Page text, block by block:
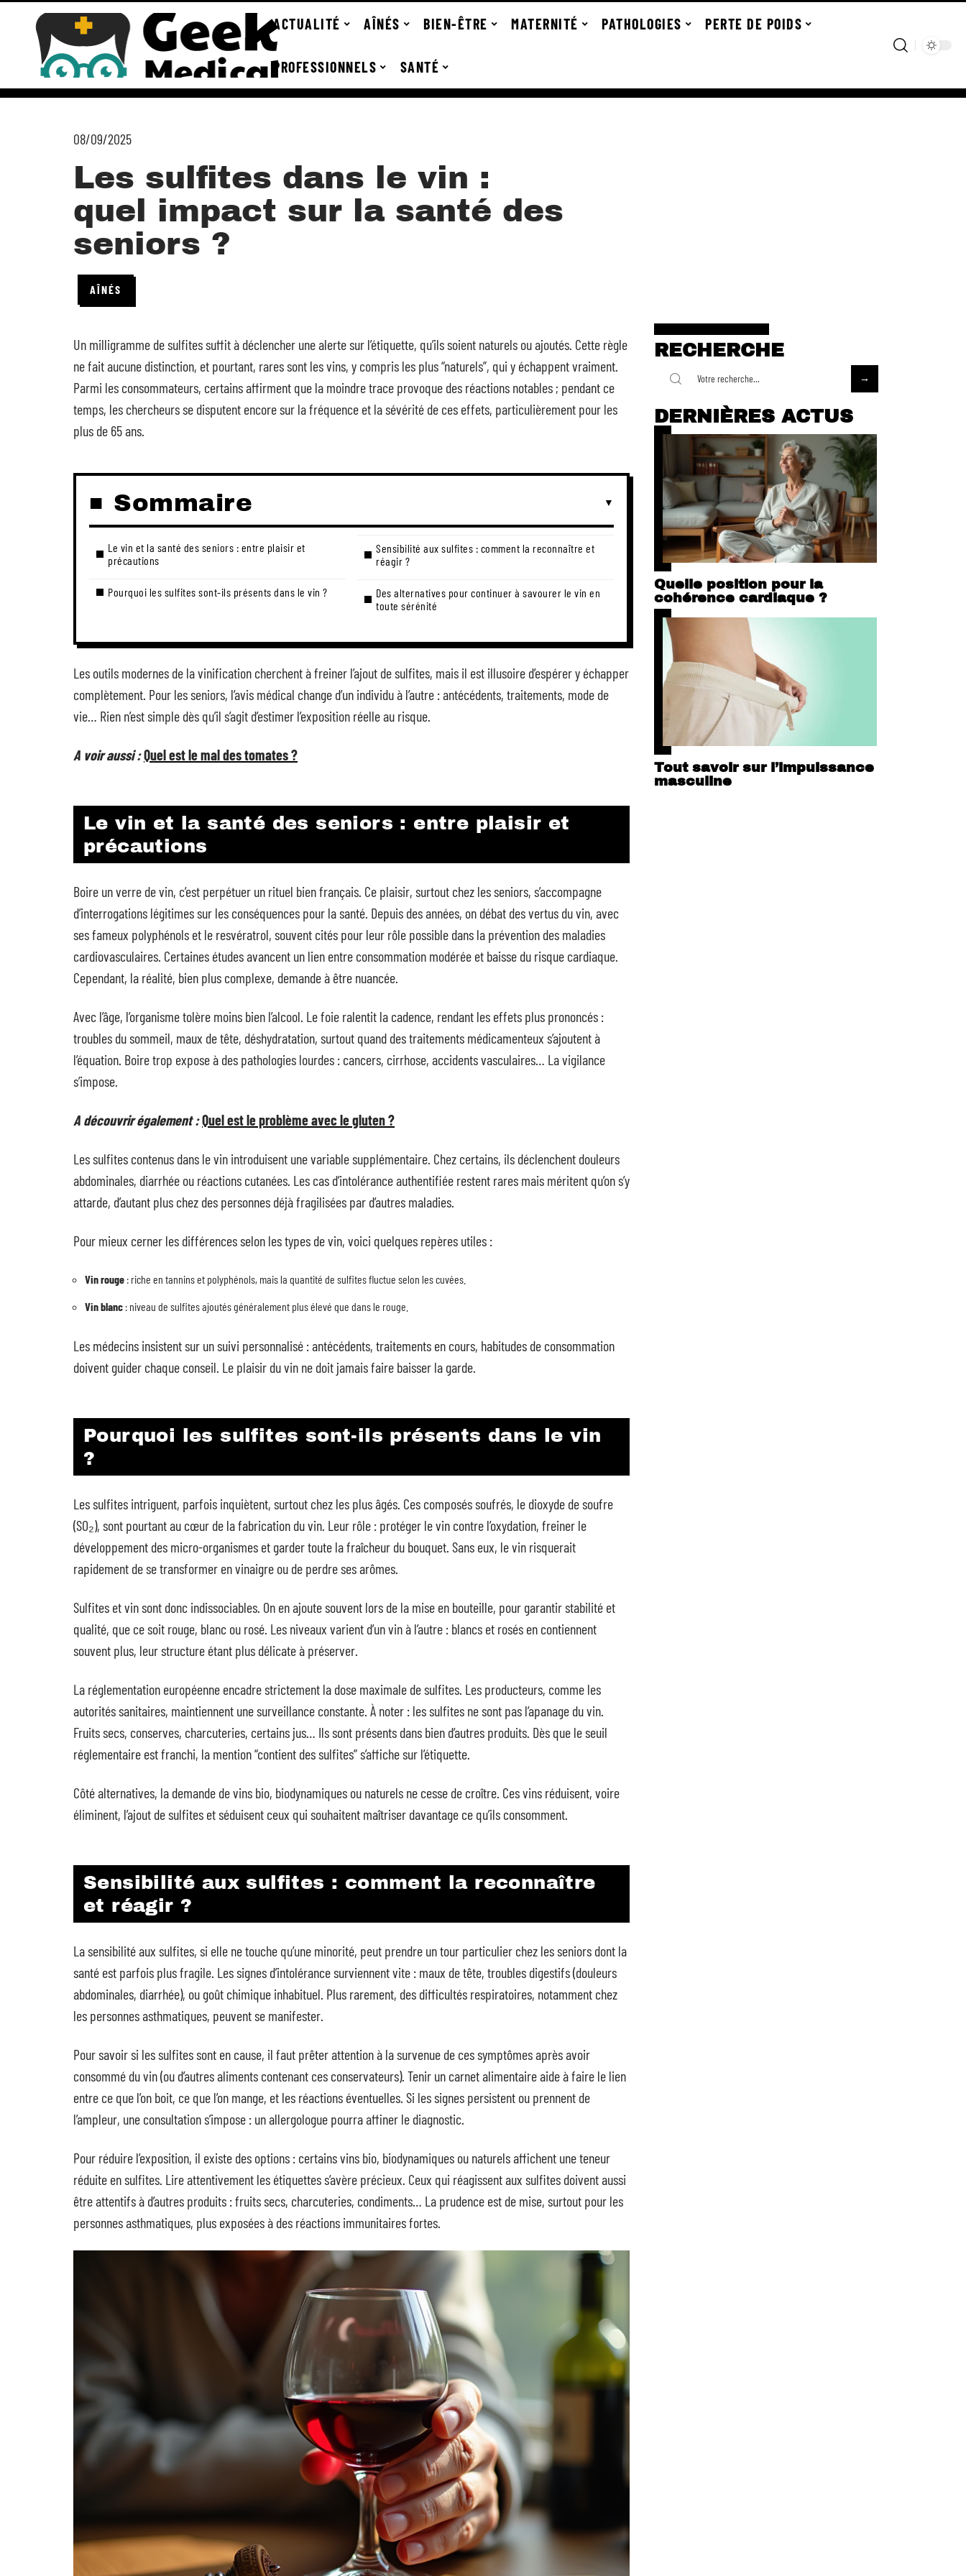
ACTUALITÉ AÎNÉS BIEN-ÊTRE MATERNITÉ PATHOLOGIES PERTE DE POIDS
PROFESSIONNELS SANTÉ
08/09/2025
Les sulfites dans le vin :
quel impact sur la santé des
seniors ?
AÎNÉS
Un milligramme de sulfites suffit à déclencher une alerte sur l’étiquette, qu’ils soient naturels ou ajoutés. Cette règle
ne fait aucune distinction, et pourtant, rares sont les vins, y compris les plus “naturels”, qui y échappent vraiment.
Parmi les consommateurs, certains affirment que la moindre trace provoque des réactions notables ; pendant ce
temps, les chercheurs se disputent encore sur la fréquence et la sévérité de ces effets, particulièrement pour les
plus de 65 ans.
Sommaire
Le vin et la santé des seniors : entre plaisir et
précautions
Pourquoi les sulfites sont-ils présents dans le vin ?
Sensibilité aux sulfites : comment la reconnaître et
réagir ?
Des alternatives pour continuer à savourer le vin en
toute sérénité
Les outils modernes de la vinification cherchent à freiner l’ajout de sulfites, mais il est illusoire d’espérer y échapper
complètement. Pour les seniors, l’avis médical change d’un individu à l’autre : antécédents, traitements, mode de
vie… Rien n’est simple dès qu’il s’agit d’estimer l’exposition réelle au risque.
A voir aussi :Quel est le mal des tomates ?
Le vin et la santé des seniors : entre plaisir et
précautions
Boire un verre de vin, c’est perpétuer un rituel bien français. Ce plaisir, surtout chez les seniors, s’accompagne
d’interrogations légitimes sur les conséquences pour la santé. Depuis des années, on débat des vertus du vin, avec
ses fameux polyphénols et le resvératrol, souvent cités pour leur rôle possible dans la prévention des maladies
cardiovasculaires. Certaines études avancent un lien entre consommation modérée et baisse du risque cardiaque.
Cependant, la réalité, bien plus complexe, demande à être nuancée.
Avec l’âge, l’organisme tolère moins bien l’alcool. Le foie ralentit la cadence, rendant les effets plus prononcés :
troubles du sommeil, maux de tête, déshydratation, surtout quand des traitements médicamenteux s’ajoutent à
l’équation. Boire trop expose à des pathologies lourdes : cancers, cirrhose, accidents vasculaires… La vigilance
s’impose.
A découvrir également :Quel est le problème avec le gluten ?
Les sulfites contenus dans le vin introduisent une variable supplémentaire. Chez certains, ils déclenchent douleurs
abdominales, diarrhée ou réactions cutanées. Les cas d’intolérance authentifiée restent rares mais méritent qu’on s’y
attarde, d’autant plus chez des personnes déjà fragilisées par d’autres maladies.
Pour mieux cerner les différences selon les types de vin, voici quelques repères utiles :
Vin rouge : riche en tannins et polyphénols, mais la quantité de sulfites fluctue selon les cuvées.
Vin blanc : niveau de sulfites ajoutés généralement plus élevé que dans le rouge.
Les médecins insistent sur un suivi personnalisé : antécédents, traitements en cours, habitudes de consommation
doivent guider chaque conseil. Le plaisir du vin ne doit jamais faire baisser la garde.
Pourquoi les sulfites sont-ils présents dans le vin
?
Les sulfites intriguent, parfois inquiètent, surtout chez les plus âgés. Ces composés soufrés, le dioxyde de soufre
(SO₂), sont pourtant au cœur de la fabrication du vin. Leur rôle : protéger le vin contre l’oxydation, freiner le
développement des micro-organismes et garder toute la fraîcheur du bouquet. Sans eux, le vin risquerait
rapidement de se transformer en vinaigre ou de perdre ses arômes.
Sulfites et vin sont donc indissociables. On en ajoute souvent lors de la mise en bouteille, pour garantir stabilité et
qualité, que ce soit rouge, blanc ou rosé. Les niveaux varient d’un vin à l’autre : blancs et rosés en contiennent
souvent plus, leur structure étant plus délicate à préserver.
La réglementation européenne encadre strictement la dose maximale de sulfites. Les producteurs, comme les
autorités sanitaires, maintiennent une surveillance constante. À noter : les sulfites ne sont pas l’apanage du vin.
Fruits secs, conserves, charcuteries, certains jus… Ils sont présents dans bien d’autres produits. Dès que le seuil
réglementaire est franchi, la mention “contient des sulfites” s’affiche sur l’étiquette.
Côté alternatives, la demande de vins bio, biodynamiques ou naturels ne cesse de croître. Ces vins réduisent, voire
éliminent, l’ajout de sulfites et séduisent ceux qui souhaitent maîtriser davantage ce qu’ils consomment.
Sensibilité aux sulfites : comment la reconnaître
et réagir ?
La sensibilité aux sulfites, si elle ne touche qu’une minorité, peut prendre un tour particulier chez les seniors dont la
santé est parfois plus fragile. Les signes d’intolérance surviennent vite : maux de tête, troubles digestifs (douleurs
abdominales, diarrhée), ou goût chimique inhabituel. Plus rarement, des difficultés respiratoires, notamment chez
les personnes asthmatiques, peuvent se manifester.
Pour savoir si les sulfites sont en cause, il faut prêter attention à la survenue de ces symptômes après avoir
consommé du vin (ou d’autres aliments contenant ces conservateurs). Tenir un carnet alimentaire aide à faire le lien
entre ce que l’on boit, ce que l’on mange, et les réactions éventuelles. Si les signes persistent ou prennent de
l’ampleur, une consultation s’impose : un allergologue pourra affiner le diagnostic.
Pour réduire l’exposition, il existe des options : certains vins bio, biodynamiques ou naturels affichent une teneur
réduite en sulfites. Lire attentivement les étiquettes s’avère précieux. Ceux qui réagissent aux sulfites doivent aussi
être attentifs à d’autres produits : fruits secs, charcuteries, condiments… La prudence est de mise, surtout pour les
personnes asthmatiques, plus exposées à des réactions immunitaires fortes.
RECHERCHE
DERNIÈRES ACTUS
Quelle position pour la
cohérence cardiaque ?
Tout savoir sur l’impuissance
masculine